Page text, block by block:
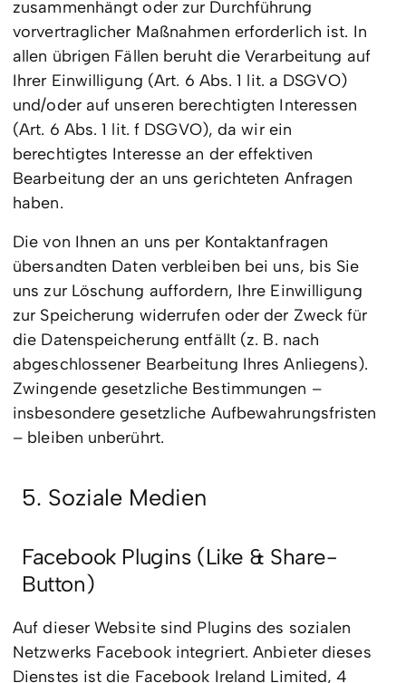
zusammenhängt oder zur Durchführung
vorvertraglicher Maßnahmen erforderlich ist. In
allen übrigen Fällen beruht die Verarbeitung auf
Ihrer Einwilligung (Art. 6 Abs. 1 lit. a DSGVO)
und/oder auf unseren berechtigten Interessen
(Art. 6 Abs. 1 lit. f DSGVO), da wir ein
berechtigtes Interesse an der effektiven
Bearbeitung der an uns gerichteten Anfragen
haben.
Die von Ihnen an uns per Kontaktanfragen
übersandten Daten verbleiben bei uns, bis Sie
uns zur Löschung auffordern, Ihre Einwilligung
zur Speicherung widerrufen oder der Zweck für
die Datenspeicherung entfällt (z. B. nach
abgeschlossener Bearbeitung Ihres Anliegens).
Zwingende gesetzliche Bestimmungen –
insbesondere gesetzliche Aufbewahrungsfristen
– bleiben unberührt.
5. Soziale Medien
Facebook Plugins (Like & Share-
Button)
Auf dieser Website sind Plugins des sozialen
Netzwerks Facebook integriert. Anbieter dieses
Dienstes ist die Facebook Ireland Limited, 4